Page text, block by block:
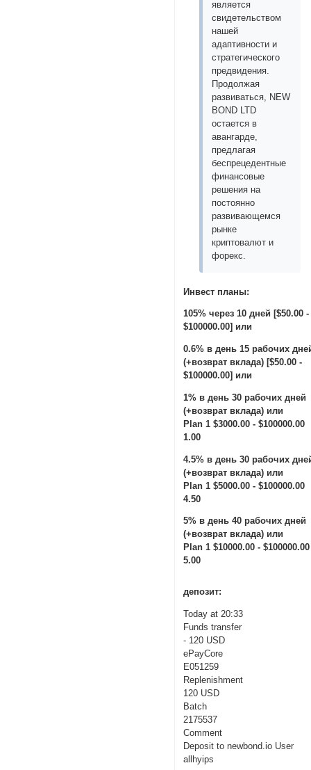
является
свидетельством
нашей
адаптивности и
стратегического
предвидения.
Продолжая
развиваться, NEW
BOND LTD
остается в
авангарде,
предлагая
беспрецедентные
финансовые
решения на
постоянно
развивающемся
рынке
криптовалют и
форекс.
Инвест планы:
105% через 10 дней [$50.00 -
$100000.00] или
0.6% в день 15 рабочих
(+возврат вклада) [$50.00 -
$100000.00] или
1% в день 30 рабочих дней
(+возврат вклада) или
Plan 1 $3000.00 - $100000.00
1.00
4.5% в день 30 рабочих
(+возврат вклада) или
Plan 1 $5000.00 - $100000.00
4.50
5% в день 40 рабочих дней
(+возврат вклада) или
Plan 1 $10000.00 - $100000.00
5.00
депозит:
Today at 20:33
Funds transfer
- 120 USD
ePayCore
E051259
Replenishment
120 USD
Batch
2175537
Comment
Deposit to newbond.io User
allhyips